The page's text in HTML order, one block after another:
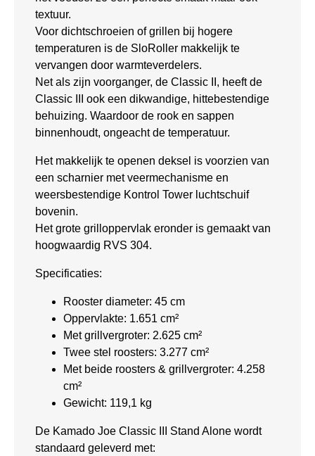
textuur.
Voor dichtschroeien of grillen bij hogere
temperaturen is de SloRoller makkelijk te
vervangen door warmteverdelers.
Net als zijn voorganger, de Classic II, heeft de
Classic III ook een dikwandige, hittebestendige
behuizing. Waardoor de rook en sappen
binnenhoudt, ongeacht de temperatuur.
Het makkelijk te openen deksel is voorzien van
een scharnier met veermechanisme en
weersbestendige Kontrol Tower luchtschuif
bovenin.
Het grote grilloppervlak eronder is gemaakt van
hoogwaardig RVS 304.
Specificaties:
Rooster diameter: 45 cm
Oppervlakte: 1.651 cm²
Met grillvergroter: 2.625 cm²
Twee stel roosters: 3.277 cm²
Met beide roosters & grillvergroter: 4.258
cm²
Gewicht: 119,1 kg
De Kamado Joe Classic III Stand Alone wordt
standaard geleverd met: